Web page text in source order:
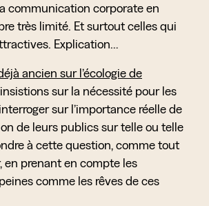
communication corporate en
très limité. Et surtout celles qui
Explication…
ancien sur l’écologie de
sur la nécessité pour les
sur l’importance réelle de
de leurs publics sur telle ou telle
à cette question, comme tout
en prenant en compte les
comme les rêves de ces